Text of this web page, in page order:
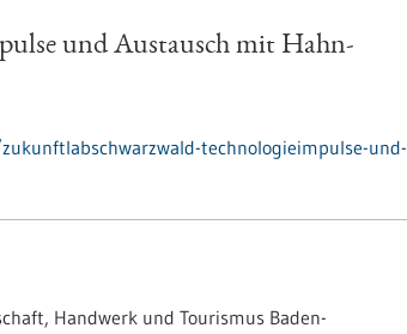
und Austausch mit Hahn-
technologieimpulse-und-
Handwerk und Tourismus Baden-